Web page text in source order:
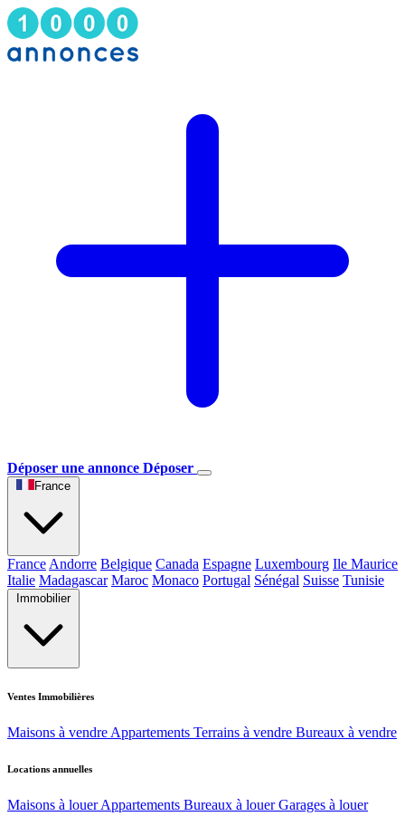
Déposer une annonce Déposer
France
France Andorre Belgique Canada Espagne Luxembourg Ile Maurice
Italie Madagascar Maroc Monaco Portugal Sénégal Suisse Tunisie
Immobilier
Ventes Immobilières
Maisons à vendre Appartements Terrains à vendre Bureaux à vendre
Locations annuelles
Maisons à louer Appartements Bureaux à louer Garages à louer